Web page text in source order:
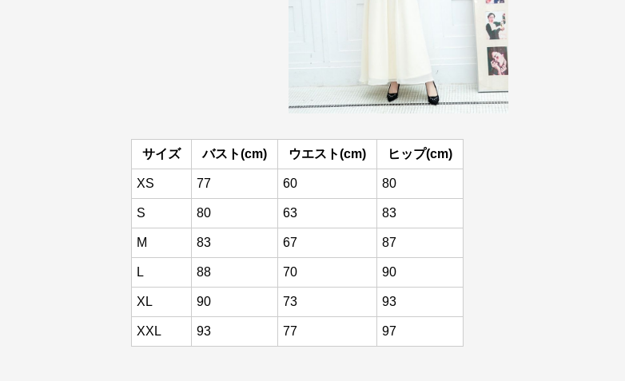
サイズ バスト(cm) ウエスト(cm) ヒップ(cm)
XS 77 60 80
S 80 63 83
M 83 67 87
L 88 70 90
XL 90 73 93
XXL 93 77 97